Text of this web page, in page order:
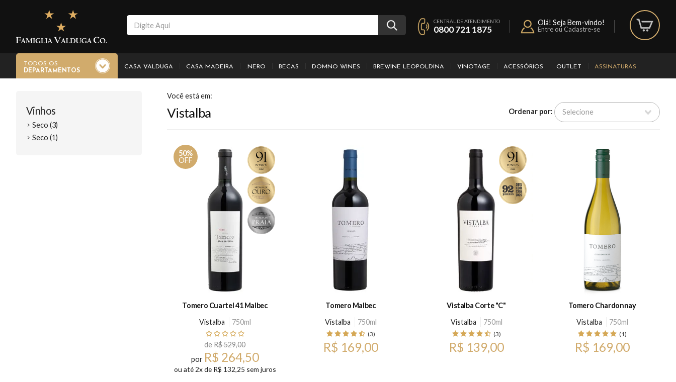
CENTRAL DE ATENDIMENTO
0800 721 1875
Olá! Seja Bem-vindo!
Entre ou Cadastre-se
TODOS OS
DEPARTAMENTOS
CASA VALDUGA CASA MADEIRA .NERO BECAS DOMNO WINES BREWINE LEOPOLDINA VINOTAGE ACESSÓRIOS OUTLET ASSINATURAS
Vinhos
Seco (3)
Seco (1)
Vistalba Ordenar por:
50%
OFF
Tomero Cuartel 41 Malbec
Vistalba
750ml
deR$ 529,00
por R$ 264,50
ou até 2x de R$ 132,25 sem juros
Tomero Malbec
Vistalba
750ml
(3)
R$ 169,00
Vistalba Corte "C"
Vistalba
750ml
(3)
R$ 139,00
Tomero Chardonnay
Vistalba
750ml
(1)
R$ 169,00